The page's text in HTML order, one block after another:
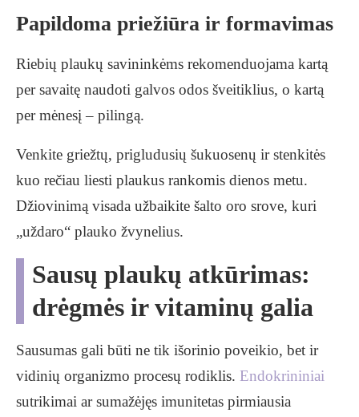
Papildoma priežiūra ir formavimas
Riebių plaukų savininkėms rekomenduojama kartą
per savaitę naudoti galvos odos šveitiklius, o kartą
per mėnesį – pilingą.
Venkite griežtų, prigludusių šukuosenų ir stenkitės
kuo rečiau liesti plaukus rankomis dienos metu.
Džiovinimą visada užbaikite šalto oro srove, kuri
„uždaro“ plauko žvynelius.
Sausų plaukų atkūrimas:
drėgmės ir vitaminų galia
Sausumas gali būti ne tik išorinio poveikio, bet ir
vidinių organizmo procesų rodiklis. Endokrininiai
sutrikimai ar sumažėjęs imunitetas pirmiausia